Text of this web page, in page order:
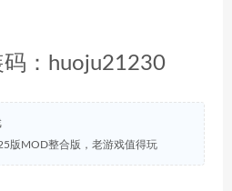
：huoju21230
版MOD整合版，老游戏值得玩